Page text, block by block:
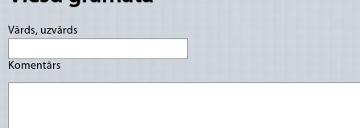
komunikāciju pakalpojumi (kopēšana, faksu
biznesa partneru meklēšana Ludzas rajonā.
Vārds, uzvārds
Komentārs